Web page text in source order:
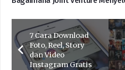
7 Cara Download
Foto, Reel, Story
dan Video
Instagram Gratis